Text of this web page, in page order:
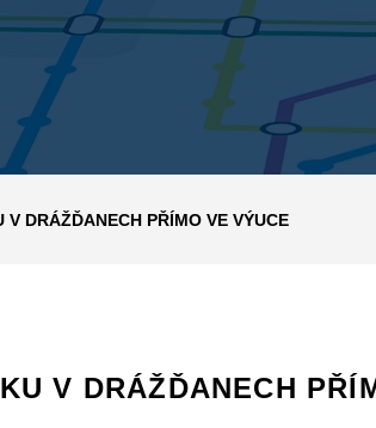
DRÁŽĎANECH PŘÍMO VE VÝUCE
V DRÁŽĎANECH